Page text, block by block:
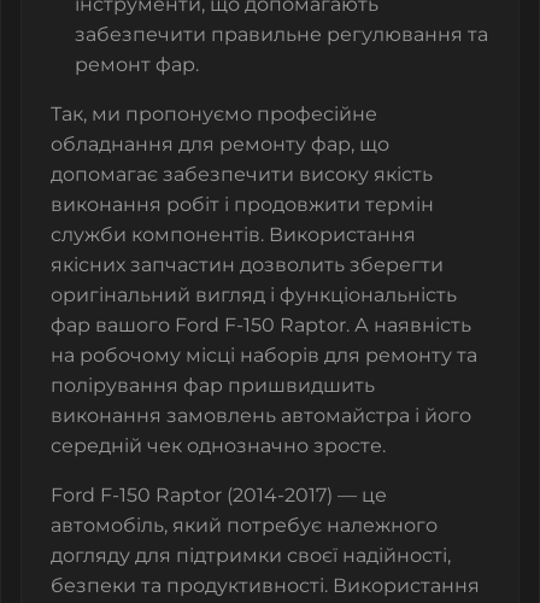
забезпечити правильне регулювання та
ремонт фар.
Так, ми пропонуємо професійне
обладнання для ремонту фар, що
допомагає забезпечити високу якість
виконання робіт і продовжити термін
служби компонентів. Використання
якісних запчастин дозволить зберегти
оригінальний вигляд і функціональність
фар вашого Ford F-150 Raptor. А наявність
на робочому місці наборів для ремонту та
полірування фар пришвидшить
виконання замовлень автомайстра і його
середній чек однозначно зросте.
Ford F-150 Raptor (2014-2017) — це
автомобіль, який потребує належного
догляду для підтримки своєї надійності,
безпеки та продуктивності. Використання